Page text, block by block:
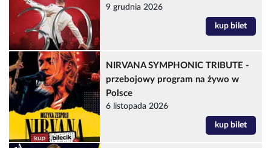
9 grudnia 2026
kup bilet
NIRVANA SYMPHONIC TRIBUTE -
przebojowy program na żywo w
Polsce
6 listopada 2026
kup bilet